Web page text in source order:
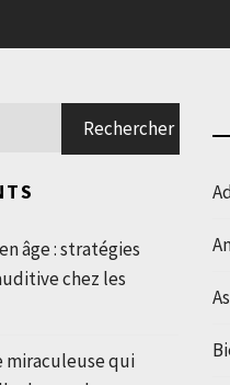
âge : stratégies
chez les
miraculeuse qui